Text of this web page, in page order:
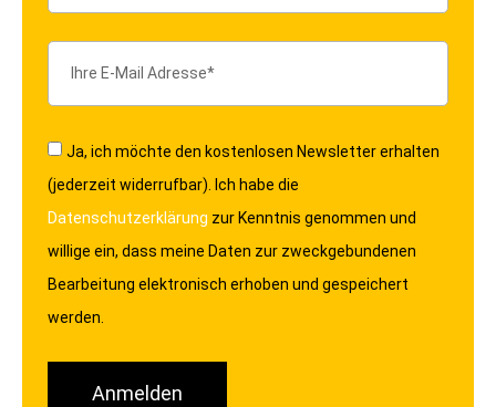
Ja, ich möchte den kostenlosen Newsletter erhalten
(jederzeit widerrufbar). Ich habe die
Datenschutzerklärung zur Kenntnis genommen und
willige ein, dass meine Daten zur zweckgebundenen
Bearbeitung elektronisch erhoben und gespeichert
werden.
Anmelden